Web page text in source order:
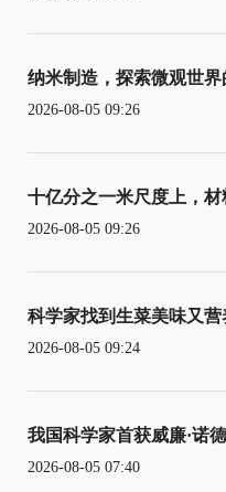
纳米制造，探索微观世
2026-08-05 09:26
十亿分之一米尺度上，
2026-08-05 09:26
科学家找到生菜美味又
2026-08-05 09:24
我国科学家首获威廉·诺
2026-08-05 07:40